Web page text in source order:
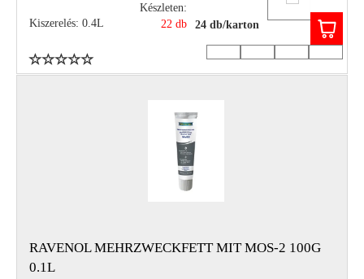
Kiszerelés: 0.4L
Készleten:
22 db
24 db/karton
RAVENOL MEHRZWECKFETT MIT MOS-2 100G
0.1L